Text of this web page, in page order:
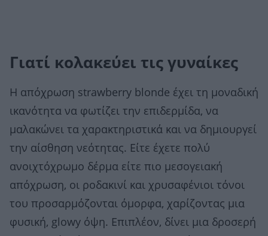
Γιατί κολακεύει τις γυναίκες
Η απόχρωση strawberry blonde έχει τη μοναδική
ικανότητα να φωτίζει την επιδερμίδα, να
μαλακώνει τα χαρακτηριστικά και να δημιουργεί
την αίσθηση νεότητας. Είτε έχετε πολύ
ανοιχτόχρωμο δέρμα είτε πιο μεσογειακή
απόχρωση, οι ροδακινί και χρυσαφένιοι τόνοι
του προσαρμόζονται όμορφα, χαρίζοντας μια
φυσική, glowy όψη. Επιπλέον, δίνει μια δροσερή